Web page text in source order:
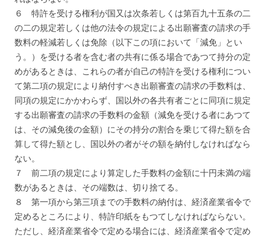
６ 特許を受ける権利が国又は次条若しくは第百九十五条の二
の二の規定若しくは他の法令の規定による出願審査の請求の手
数料の軽減若しくは免除（以下この項において「減免」とい
う。）を受ける者を含む者の共有に係る場合であつて持分の定
めがあるときは、これらの者が自己の特許を受ける権利につい
て第二項の規定により納付すべき出願審査の請求の手数料は、
同項の規定にかかわらず、国以外の各共有者ごとに同項に規定
する出願審査の請求の手数料の金額（減免を受ける者にあつて
は、その減免後の金額）にその持分の割合を乗じて得た額を合
算して得た額とし、国以外の者がその額を納付しなければなら
ない。
７ 前二項の規定により算定した手数料の金額に十円未満の端
数があるときは、その端数は、切り捨てる。
８ 第一項から第三項までの手数料の納付は、経済産業省令で
定めるところにより、特許印紙をもつてしなければならない。
ただし、経済産業省令で定める場合には、経済産業省令で定め